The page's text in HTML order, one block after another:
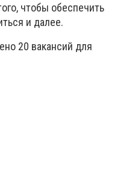
чтобы обеспечить
и далее.
20 вакансий для